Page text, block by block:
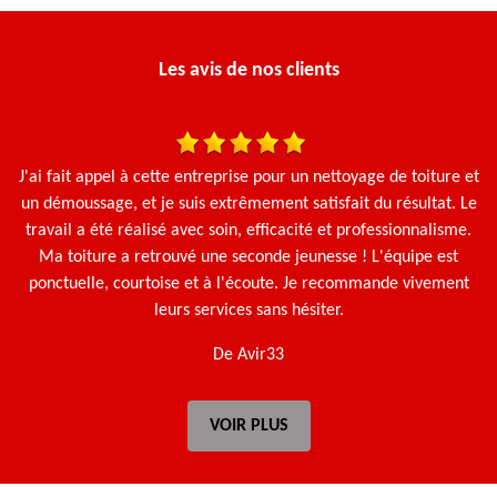
Les avis de nos clients
J'ai fait appel à cette entreprise pour un nettoyage de toiture et
un démoussage, et je suis extrêmement satisfait du résultat. Le
travail a été réalisé avec soin, efficacité et professionnalisme.
Ma toiture a retrouvé une seconde jeunesse ! L'équipe est
ponctuelle, courtoise et à l'écoute. Je recommande vivement
leurs services sans hésiter.
De Avir33
VOIR PLUS